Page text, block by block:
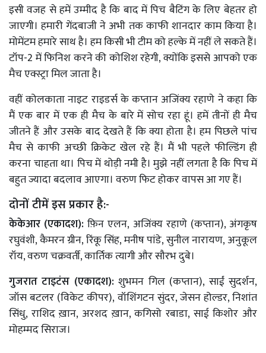
इसी वजह से हमें उम्मीद है कि बाद में पिच बैटिंग के लिए बेहतर हो
जाएगी। हमारी गेंदबाजी ने अभी तक काफी शानदार काम किया है।
मोमेंटम हमारे साथ है। हम किसी भी टीम को हल्के में नहीं ले सकते हैं।
टॉप-2 में फिनिश करने की कोशिश रहेगी, क्योंकि इससे आपको एक
मैच एक्स्ट्रा मिल जाता है।
वहीं कोलकाता नाइट राइडर्स के कप्तान अजिंक्य रहाणे ने कहा कि
मैं एक बार में एक ही मैच के बारे में सोच रहा हूं। हमें तीनों ही मैच
जीतने हैं और उसके बाद देखते हैं कि क्या होता है। हम पिछले पांच
मैच से काफी अच्छी क्रिकेट खेल रहे हैं। मैं भी पहले फील्डिंग ही
करना चाहता था। पिच में थोड़ी नमी है। मुझे नहीं लगता है कि पिच में
बहुत ज्यादा बदलाव आएगा। वरुण फिट होकर वापस आ गए हैं।
दोनों टीमें इस प्रकार है:-
केकेआर (एकादश): फ़िन एलन, अजिंक्य रहाणे (कप्तान), अंगकृष
रघुवंशी, कैमरन ग्रीन, रिंकू सिंह, मनीष पांडे, सुनील नारायण, अनुकूल
रॉय, वरुण चक्रवर्ती, कार्तिक त्यागी और सौरभ दुबे।
गुजरात टाइटंस (एकादश):शुभमन गिल (कप्तान), साईं सुदर्शन,
जॉस बटलर (विकेट कीपर), वॉशिंगटन सुंदर, जेसन होल्डर, निशांत
सिंधु, राशिद ख़ान, अरशद ख़ान, कगिसो रबाडा, साई किशोर और
मोहम्मद सिराज।